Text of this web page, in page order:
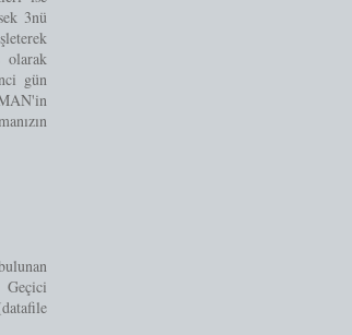
3nü
olarak
gün
Geçici